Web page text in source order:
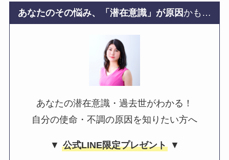
あなたのその悩み、「潜在意識」が原因 かも…
あなたの潜在意識・過去世がわかる！
自分の使命・不調の原因を知りたい方へ
▼ 公式LINE限定プレゼント▼